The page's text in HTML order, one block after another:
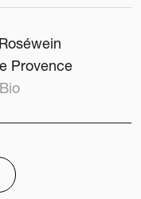
Frankreich
Roséwein
Provence